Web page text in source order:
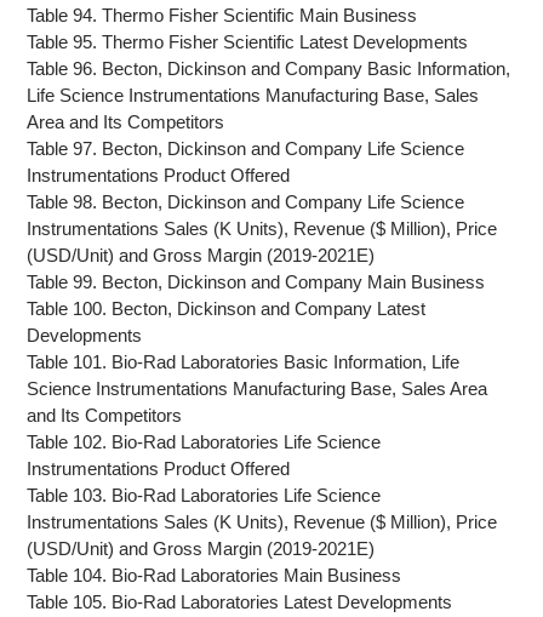
Table 94. Thermo Fisher Scientific Main Business
Table 95. Thermo Fisher Scientific Latest Developments
Table 96. Becton, Dickinson and Company Basic Information,
Life Science Instrumentations Manufacturing Base, Sales
Area and Its Competitors
Table 97. Becton, Dickinson and Company Life Science
Instrumentations Product Offered
Table 98. Becton, Dickinson and Company Life Science
Instrumentations Sales (K Units), Revenue ($ Million), Price
(USD/Unit) and Gross Margin (2019-2021E)
Table 99. Becton, Dickinson and Company Main Business
Table 100. Becton, Dickinson and Company Latest
Developments
Table 101. Bio-Rad Laboratories Basic Information, Life
Science Instrumentations Manufacturing Base, Sales Area
and Its Competitors
Table 102. Bio-Rad Laboratories Life Science
Instrumentations Product Offered
Table 103. Bio-Rad Laboratories Life Science
Instrumentations Sales (K Units), Revenue ($ Million), Price
(USD/Unit) and Gross Margin (2019-2021E)
Table 104. Bio-Rad Laboratories Main Business
Table 105. Bio-Rad Laboratories Latest Developments